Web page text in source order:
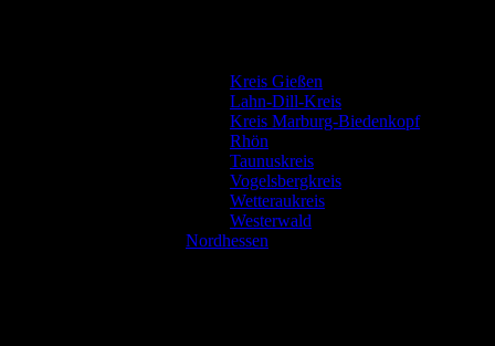
Kreis Gießen
Lahn-Dill-Kreis
Kreis Marburg-Biedenkopf
Rhön
Taunuskreis
Vogelsbergkreis
Wetteraukreis
Westerwald
Nordhessen